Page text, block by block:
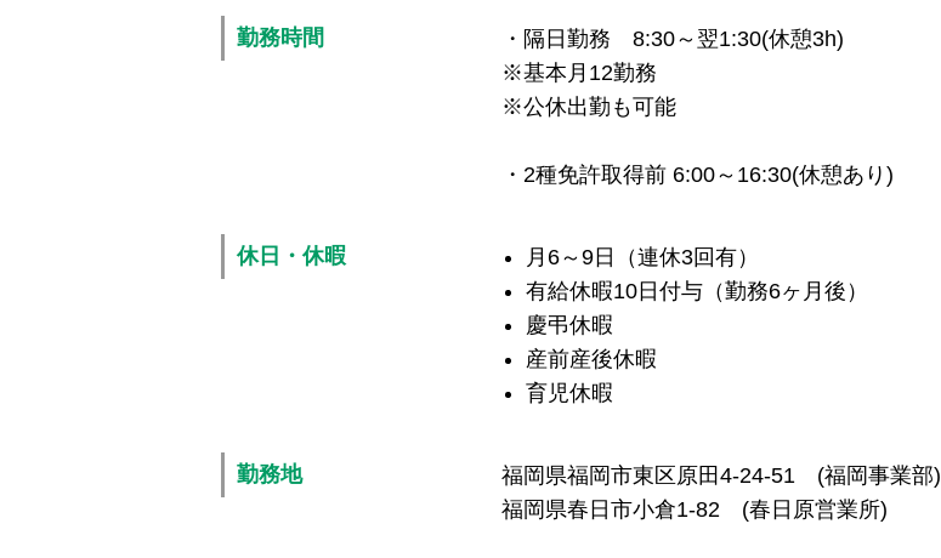
勤務時間
・隔日勤務 8:30～翌1:30(休憩3h)
※基本月12勤務
※公休出勤も可能
・2種免許取得前 6:00～16:30(休憩あり)
休日・休暇
月6～9日（連休3回有）
有給休暇10日付与（勤務6ヶ月後）
慶弔休暇
産前産後休暇
育児休暇
勤務地
福岡県福岡市東区原田4-24-51 (福岡事業部)
福岡県春日市小倉1-82 (春日原営業所)